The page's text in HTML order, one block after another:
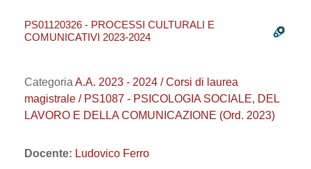
PS01120326 - PROCESSI CULTURALI E
COMUNICATIVI 2023-2024
Categoria A.A. 2023 - 2024 / Corsi di laurea
magistrale / PS1087 - PSICOLOGIA SOCIALE, DEL
LAVORO E DELLA COMUNICAZIONE (Ord. 2023)
Docente: Ludovico Ferro